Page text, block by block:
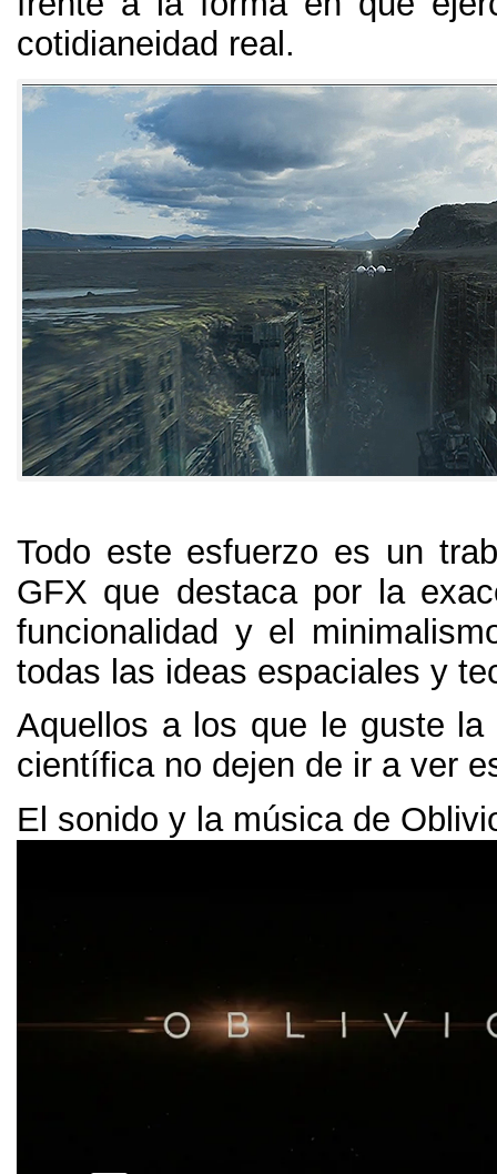
cotidianeidad real .
Todo este esfuerzo es un
GFX que destaca por la
funcionalidad y el
todas las ideas espaciales y
Aquellos a los que le guste la
científica no dejen de ir a ver
El sonido y la música de